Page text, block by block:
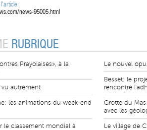
news-95005.html
RUBRIQUE
Prayolaises», à la
vu autrement
les animations du week-end
le classement mondial à
Le nouvel
Besset: le
rencontre
Grotte du
avec les
Le village de